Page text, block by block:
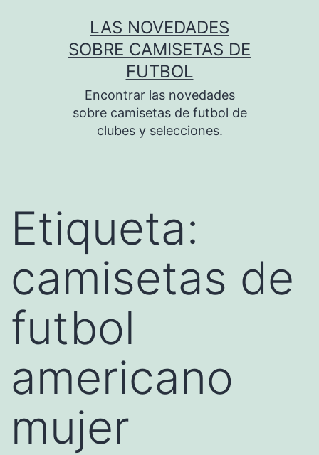
LAS NOVEDADES
SOBRE CAMISETAS DE
FUTBOL
Encontrar las novedades
sobre camisetas de futbol de
clubes y selecciones.
Etiqueta:
camisetas de
futbol
americano
mujer